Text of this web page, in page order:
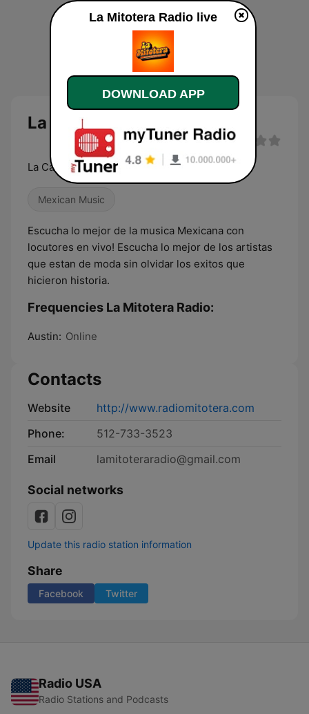
La Mitotera Radio live
La Casa de los Exitos!
Mexican Music
Escucha lo mejor de la musica Mexicana con
locutores en vivo! Escucha lo mejor de los artistas
que estan de moda sin olvidar los exitos que
hicieron historia.
Frequencies La Mitotera Radio:
Austin: Online
Contacts
Website
http://www.radiomitotera.com
Phone:
512-733-3523
Email
lamitoteraradio@gmail.com
Social networks
Update this radio station information
Share
Facebook Twitter
Radio USA
Radio Stations and Podcasts
La Mitotera Radio live
DOWNLOAD APP